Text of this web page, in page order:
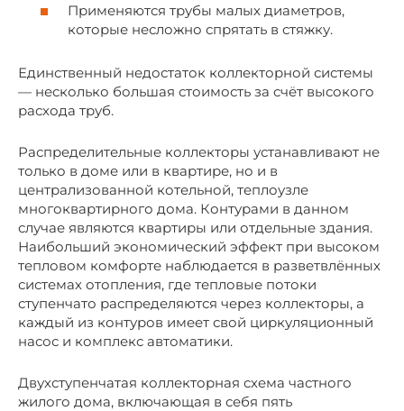
Применяются трубы малых диаметров,
которые несложно спрятать в стяжку.
Единственный недостаток коллекторной системы
— несколько большая стоимость за счёт высокого
расхода труб.
Распределительные коллекторы устанавливают не
только в доме или в квартире, но и в
централизованной котельной, теплоузле
многоквартирного дома. Контурами в данном
случае являются квартиры или отдельные здания.
Наибольший экономический эффект при высоком
тепловом комфорте наблюдается в разветвлённых
системах отопления, где тепловые потоки
ступенчато распределяются через коллекторы, а
каждый из контуров имеет свой циркуляционный
насос и комплекс автоматики.
Двухступенчатая коллекторная схема частного
жилого дома, включающая в себя пять